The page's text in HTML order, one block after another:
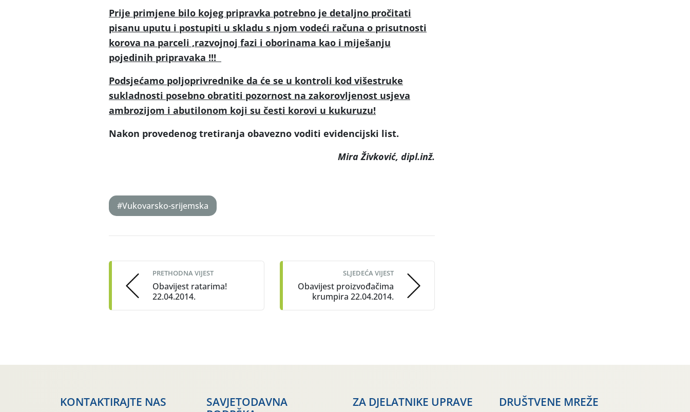
Prije primjene bilo kojeg pripravka potrebno je detaljno pročitati
pisanu uputu i postupiti u skladu s njom vodeći računa o prisutnosti
korova na parceli ,razvojnoj fazi i oborinama kao i miješanju
pojedinih pripravaka !!!
Podsjećamo poljoprivrednike da će se u kontroli kod višestruke
sukladnosti posebno obratiti pozornost na zakorovljenost usjeva
ambrozijom i abutilonom koji su česti korovi u kukuruzu!
Nakon provedenog tretiranja obavezno voditi evidencijski list.
Mira Živković, dipl.inž.
#Vukovarsko-srijemska
navigation
PRETHODNA VIJEST
Obavijest ratarima!
22.04.2014.
SLJEDEĆA VIJEST
Obavijest proizvođačima
krumpira 22.04.2014.
KONTAKTIRAJTE NAS
SAVJETODAVNA
ZA DJELATNIKE UPRAVE DRUŠTVENE MREŽE